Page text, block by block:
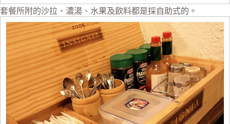
套餐所附的沙拉、濃湯、水果及飲料都是採自助式的。